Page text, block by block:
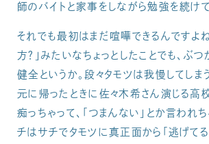
師のバイトと家事をしながら勉強を続け
それでも最初はまだ喧嘩できるんですよ
方？」みたいなちょっとしたことでも、ぶ
健全というか。段々タモツは我慢してしま
元に帰ったときに佐々木希さん演じる高
痴っちゃって、「つまんない」とか言われ
チはサチでタモツに真正面から「逃げてる